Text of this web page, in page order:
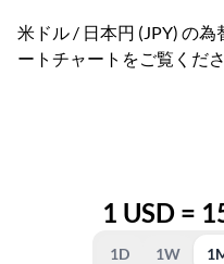
米ドル / 日本円 (JPY) の
ートチャートをご覧くださ
1 USD =
1D 1W